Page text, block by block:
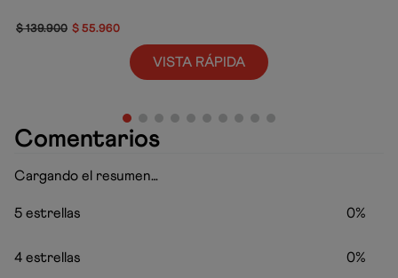
$139.900 $ 55.960
VISTA RÁPIDA
Comentarios
Cargando el resumen…
5 estrellas 0%
4 estrellas 0%